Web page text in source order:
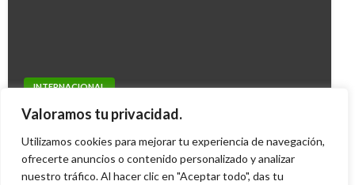
Valoramos tu privacidad.
Utilizamos cookies para mejorar tu experiencia de navegación,
ofrecerte anuncios o contenido personalizado y analizar
nuestro tráfico. Al hacer clic en "Aceptar todo", das tu
INTERNACIONAL
Presidentes de Ecuador y Perú se reúnen
Fabio Castro lunes octubre 25, 2010